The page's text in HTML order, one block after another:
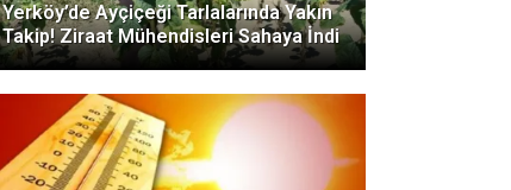
Yerköy’de Ayçiçeği Tarlalarında Yakın
Takip! Ziraat Mühendisleri Sahaya İndi